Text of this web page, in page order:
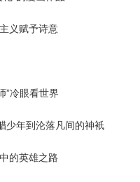
义赋予诗意
”冷眼看世界
少年到沦落凡间的神衹
的英雄之路